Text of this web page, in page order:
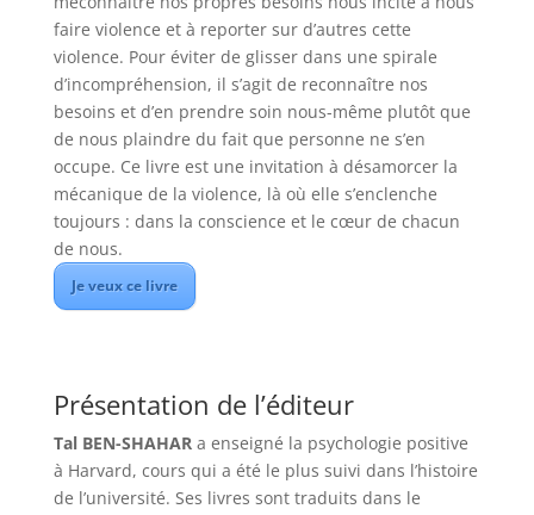
faire violence et à reporter sur d’autres cette
violence. Pour éviter de glisser dans une spirale
d’incompréhension, il s’agit de reconnaître nos
besoins et d’en prendre soin nous-même plutôt que
de nous plaindre du fait que personne ne s’en
occupe. Ce livre est une invitation à désamorcer la
mécanique de la violence, là où elle s’enclenche
toujours : dans la conscience et le cœur de chacun
de nous.
Je veux ce livre
Présentation de l’éditeur
Tal BEN-SHAHARa enseigné la psychologie positive
à Harvard, cours qui a été le plus suivi dans l’histoire
de l’université. Ses livres sont traduits dans le